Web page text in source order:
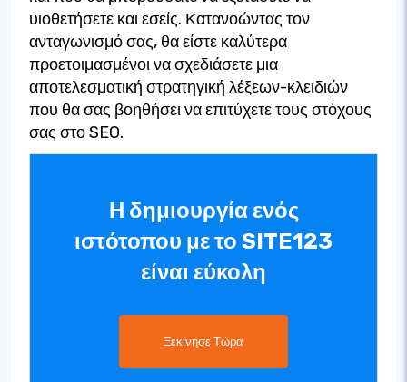
υιοθετήσετε και εσείς. Κατανοώντας τον
ανταγωνισμό σας, θα είστε καλύτερα
προετοιμασμένοι να σχεδιάσετε μια
αποτελεσματική στρατηγική λέξεων-κλειδιών
που θα σας βοηθήσει να επιτύχετε τους στόχους
σας στο SEO.
Η δημιουργία ενός
ιστότοπου με το SITE123
είναι εύκολη
Ξεκίνησε Τώρα